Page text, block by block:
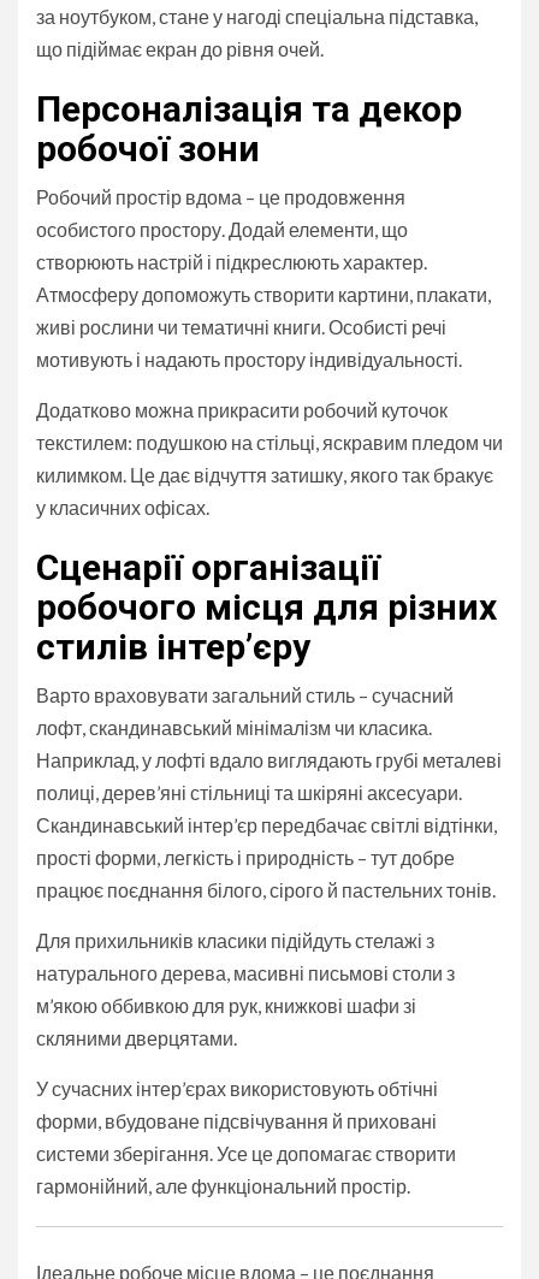
за ноутбуком, стане у нагоді спеціальна підставка,
що підіймає екран до рівня очей.
Персоналізація та декор
робочої зони
Робочий простір вдома – це продовження
особистого простору. Додай елементи, що
створюють настрій і підкреслюють характер.
Атмосферу допоможуть створити картини, плакати,
живі рослини чи тематичні книги. Особисті речі
мотивують і надають простору індивідуальності.
Додатково можна прикрасити робочий куточок
текстилем: подушкою на стільці, яскравим пледом чи
килимком. Це дає відчуття затишку, якого так бракує
у класичних офісах.
Сценарії організації
робочого місця для різних
стилів інтер’єру
Варто враховувати загальний стиль – сучасний
лофт, скандинавський мінімалізм чи класика.
Наприклад, у лофті вдало виглядають грубі металеві
полиці, дерев’яні стільниці та шкіряні аксесуари.
Скандинавський інтер’єр передбачає світлі відтінки,
прості форми, легкість і природність – тут добре
працює поєднання білого, сірого й пастельних тонів.
Для прихильників класики підійдуть стелажі з
натурального дерева, масивні письмові столи з
м’якою оббивкою для рук, книжкові шафи зі
скляними дверцятами.
У сучасних інтер’єрах використовують обтічні
форми, вбудоване підсвічування й приховані
системи зберігання. Усе це допомагає створити
гармонійний, але функціональний простір.
Ідеальне робоче місце вдома – це поєднання